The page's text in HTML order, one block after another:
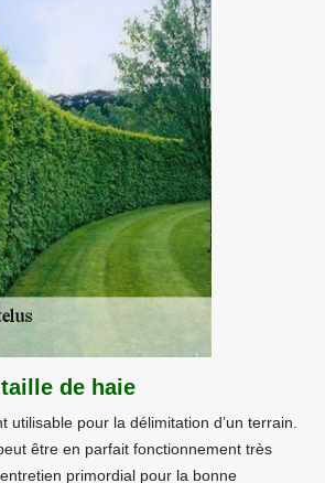
de haie
utilisable pour la délimitation d’un terrain.
être en parfait fonctionnement très
primordial pour la bonne